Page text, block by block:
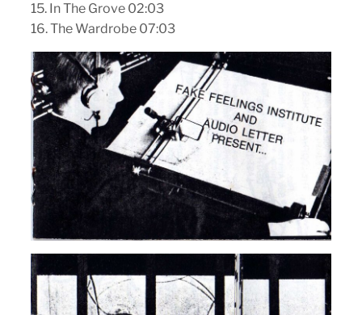
15. In The Grove 02:03
16. The Wardrobe 07:03